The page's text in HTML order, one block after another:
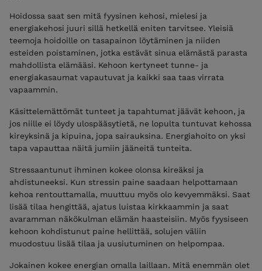
Hoidossa saat sen mitä fyysinen kehosi, mielesi ja
energiakehosi juuri sillä hetkellä eniten tarvitsee. Yleisiä
teemoja hoidoille on tasapainon löytäminen ja niiden
esteiden poistaminen, jotka estävät sinua elämästä parasta
mahdollista elämääsi. Kehoon kertyneet tunne- ja
energiakasaumat vapautuvat ja kaikki saa taas virrata
vapaammin.
Käsittelemättömät tunteet ja tapahtumat jäävät kehoon, ja
jos niille ei löydy ulospääsytietä, ne lopulta tuntuvat kehossa
kireyksinä ja kipuina, jopa sairauksina. Energiahoito on yksi
tapa vapauttaa näitä jumiin jääneitä tunteita.
Stressaantunut ihminen kokee olonsa kireäksi ja
ahdistuneeksi. Kun stressin paine saadaan helpottamaan
kehoa rentouttamalla, muuttuu myös olo kevyemmäksi. Saat
lisää tilaa hengittää, ajatus luistaa kirkkaammin ja saat
avaramman näkökulman elämän haasteisiin. Myös fyysiseen
kehoon kohdistunut paine hellittää, solujen väliin
muodostuu lisää tilaa ja uusiutuminen on helpompaa.
Jokainen kokee energian omalla laillaan. Mitä enemmän olet